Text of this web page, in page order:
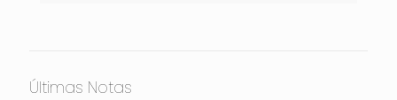
Últimas Notas